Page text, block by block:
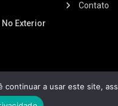
Exterior
Contato
a usar este site,